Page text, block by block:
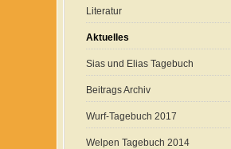
Literatur
Aktuelles
Sias und Elias Tagebuch
Beitrags Archiv
Wurf-Tagebuch 2017
Welpen Tagebuch 2014